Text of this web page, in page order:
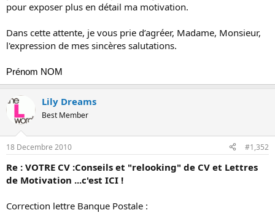
pour exposer plus en détail ma motivation.
Dans cette attente, je vous prie d’agréer, Madame, Monsieur,
l'expression de mes sincères salutations.
Prénom NOM
Lily Dreams
Best Member
18 Decembre 2010 #1,352
Re : VOTRE CV :Conseils et "relooking" de CV et Lettres
de Motivation ...c'est ICI !
Correction lettre Banque Postale :